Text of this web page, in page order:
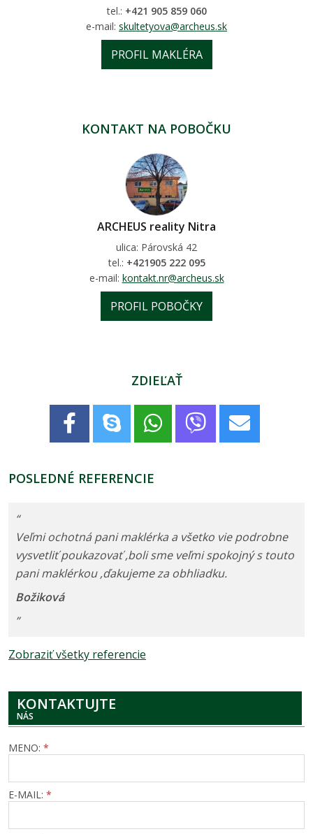
tel.: +421 905 859 060
e-mail: skultetyova@archeus.sk
PROFIL MAKLÉRA
KONTAKT NA POBOČKU
ARCHEUS reality Nitra
ulica: Párovská 42
tel.: +421905 222 095
e-mail: kontakt.nr@archeus.sk
PROFIL POBOČKY
ZDIEĽAŤ
POSLEDNÉ REFERENCIE
“
Veľmi ochotná pani maklérka a všetko vie podrobne
vysvetliť poukazovať ,boli sme veľmi spokojný s touto
pani maklérkou ,ďakujeme za obhliadku.
Božiková
”
Zobraziť všetky referencie
KONTAKTUJTE
NÁS
MENO: *
E-MAIL: *